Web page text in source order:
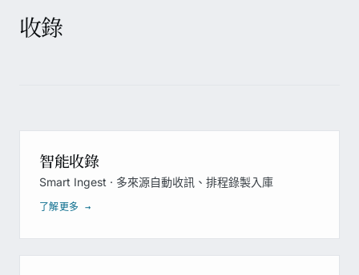
把內容變現
FAST
ScoreCast AD
收錄
智能收錄
Smart Ingest · 多來源自動收訊、排程錄製入庫
了解更多 →